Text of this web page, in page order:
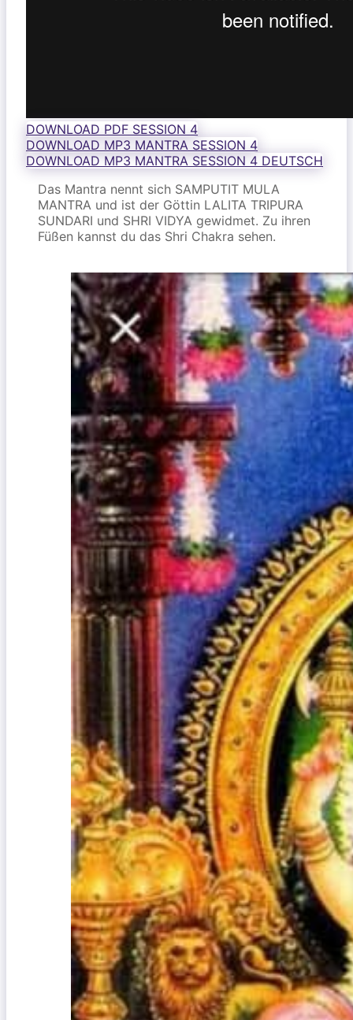
DOWNLOAD PDF SESSION 4
DOWNLOAD MP3 MANTRA SESSION 4
DOWNLOAD MP3 MANTRA SESSION 4 DEUTSCH
Das Mantra nennt sich SAMPUTIT MULA
MANTRA und ist der Göttin LALITA TRIPURA
SUNDARI und SHRI VIDYA gewidmet. Zu ihren
Füßen kannst du das Shri Chakra sehen.